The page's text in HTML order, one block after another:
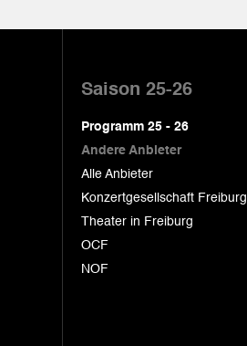
Saison 25-26
Programm 25 - 26
Andere Anbieter
Alle Anbieter
Konzertgesellschaft Freiburg
Theater in Freiburg
OCF
NOF